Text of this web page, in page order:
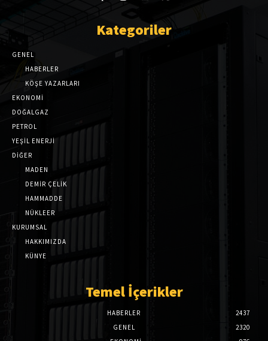
Kategoriler
GENEL
HABERLER
KÖŞE YAZARLARI
EKONOMİ
DOĞALGAZ
PETROL
YEŞİL ENERJİ
DİĞER
MADEN
DEMİR ÇELİK
HAMMADDE
NÜKLEER
KURUMSAL
HAKKIMIZDA
KÜNYE
Temel İçerikler
HABERLER
2437
GENEL
2320